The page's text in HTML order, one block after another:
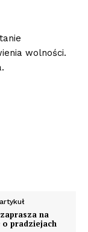
wolności.
na
o pradziejach